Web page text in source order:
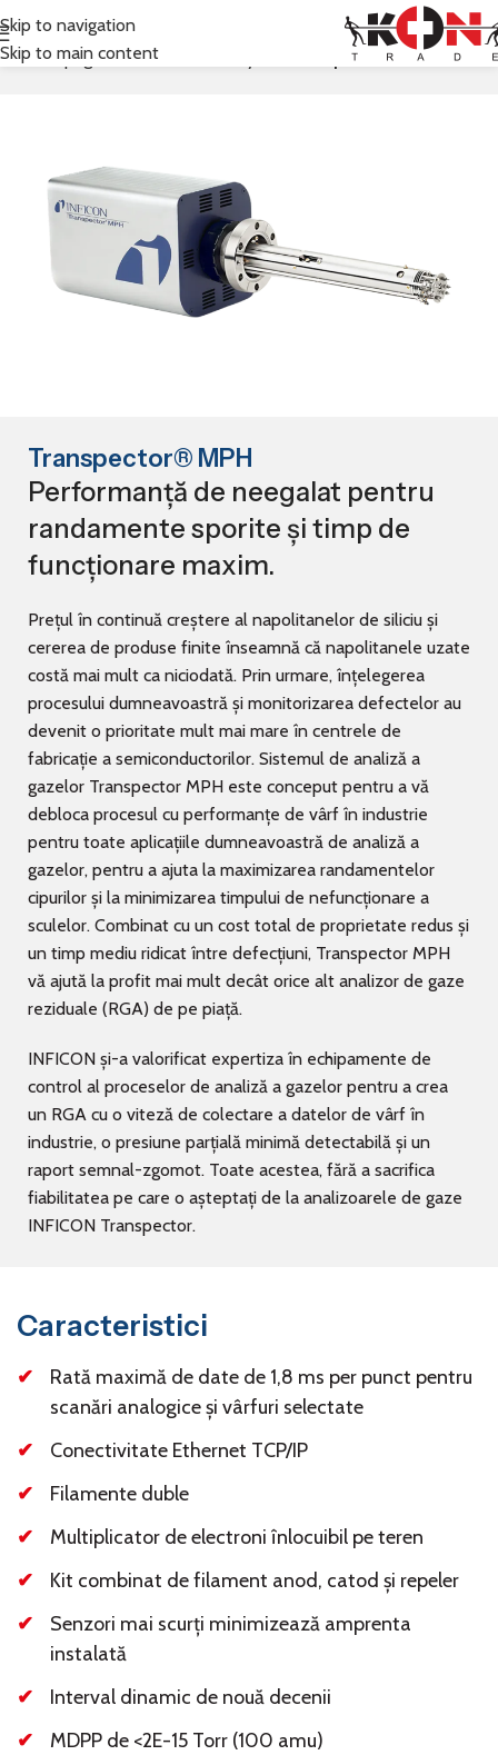
Skip to navigation
Skip to main content
Prima pagină Inficon Mass Spectrometers
Transpector® MPH
Performanță de neegalat pentru
randamente sporite și timp de
funcționare maxim.
Prețul în continuă creștere al napolitanelor de siliciu și
cererea de produse finite înseamnă că napolitanele uzate
costă mai mult ca niciodată. Prin urmare, înțelegerea
procesului dumneavoastră și monitorizarea defectelor au
devenit o prioritate mult mai mare în centrele de
fabricație a semiconductorilor. Sistemul de analiză a
gazelor Transpector MPH este conceput pentru a vă
debloca procesul cu performanțe de vârf în industrie
pentru toate aplicațiile dumneavoastră de analiză a
gazelor, pentru a ajuta la maximizarea randamentelor
cipurilor și la minimizarea timpului de nefuncționare a
sculelor. Combinat cu un cost total de proprietate redus și
un timp mediu ridicat între defecțiuni, Transpector MPH
vă ajută la profit mai mult decât orice alt analizor de gaze
reziduale (RGA) de pe piață.
INFICON și-a valorificat expertiza în echipamente de
control al proceselor de analiză a gazelor pentru a crea
un RGA cu o viteză de colectare a datelor de vârf în
industrie, o presiune parțială minimă detectabilă și un
raport semnal-zgomot. Toate acestea, fără a sacrifica
fiabilitatea pe care o așteptați de la analizoarele de gaze
INFICON Transpector.
Caracteristici
Rată maximă de date de 1,8 ms per punct pentru
scanări analogice și vârfuri selectate
Conectivitate Ethernet TCP/IP
Filamente duble
Multiplicator de electroni înlocuibil pe teren
Kit combinat de filament anod, catod și repeler
Senzori mai scurți minimizează amprenta
instalată
Interval dinamic de nouă decenii
MDPP de <2E-15 Torr (100 amu)